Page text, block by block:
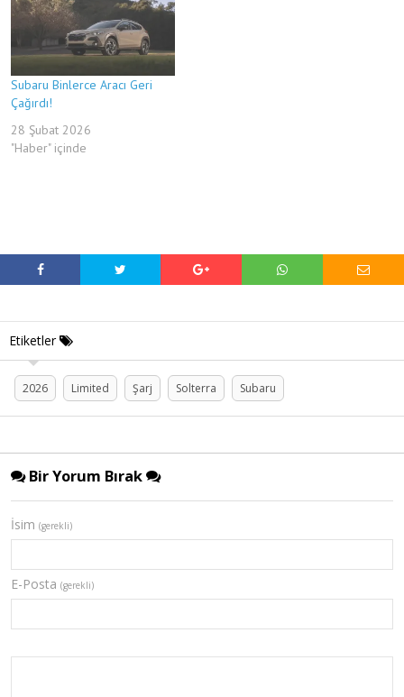
Subaru Binlerce Aracı Geri
Çağırdı!
28 Şubat 2026
"Haber" içinde
Etiketler
2026 Limited Şarj Solterra Subaru
Bir Yorum Bırak
İsim (gerekli)
E-Posta (gerekli)